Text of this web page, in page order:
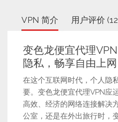
VPN 简介 用户评价
变色龙便宜代理
隐私，畅享自由上网
在这个互联网时代，个人隐
要。变色龙便宜代理VPN应
高效、经济的网络连接解决
公室，还是在外出旅行时，